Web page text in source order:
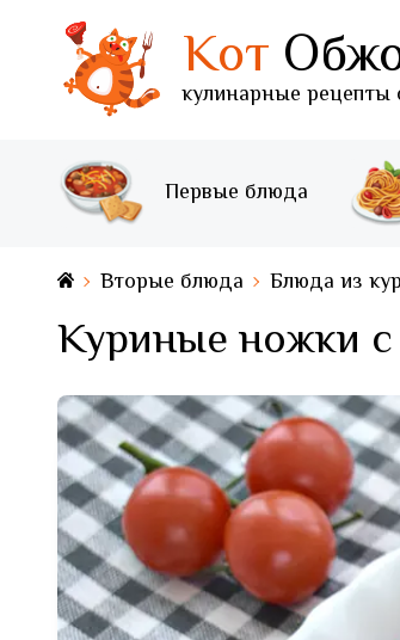
Кот
кулинарные рецепты
Первые блюда
Вторые блюда Блюда из
Куриные ножки